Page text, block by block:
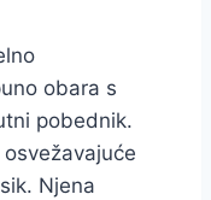
obara s
pobednik.
Njena